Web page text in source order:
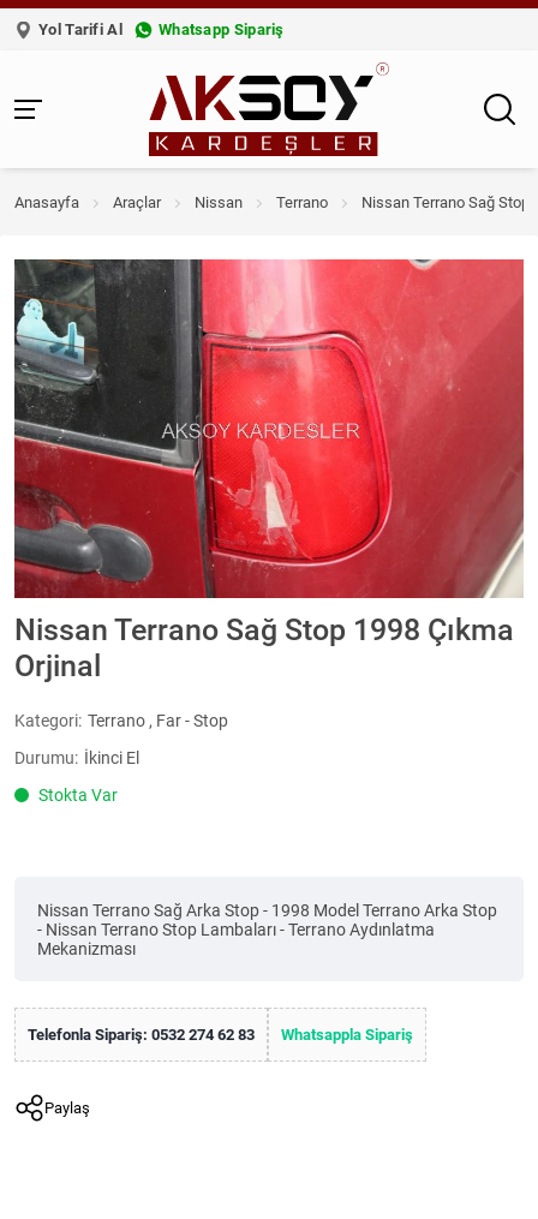
Yol Tarifi Al Whatsapp Sipariş
Anasayfa Araçlar Nissan Terrano Nissan Terrano Sağ Stop
Nissan Terrano Sağ Stop 1998 Çıkma
Orjinal
Kategori: Terrano, Far - Stop
Durumu: İkinci El
Stokta Var
Nissan Terrano Sağ Arka Stop - 1998 Model Terrano Arka Stop
- Nissan Terrano Stop Lambaları - Terrano Aydınlatma
Mekanizması
Telefonla Sipariş: 0532 274 62 83 Whatsappla Sipariş
Paylaş